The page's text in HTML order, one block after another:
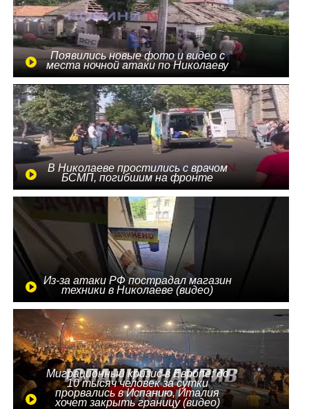
Появились новые фото и видео с
места ночной атаки по Николаеву
В Николаеве простились с врачом
БСМП, погибшим на фронте
Из-за атаки РФ пострадал магазин
техники в Николаеве (видео)
Миграционный кризис в Европе: до
10 тысяч человек за сутки
прорвались в Испанию, Италия
хочет закрыть границу (видео)